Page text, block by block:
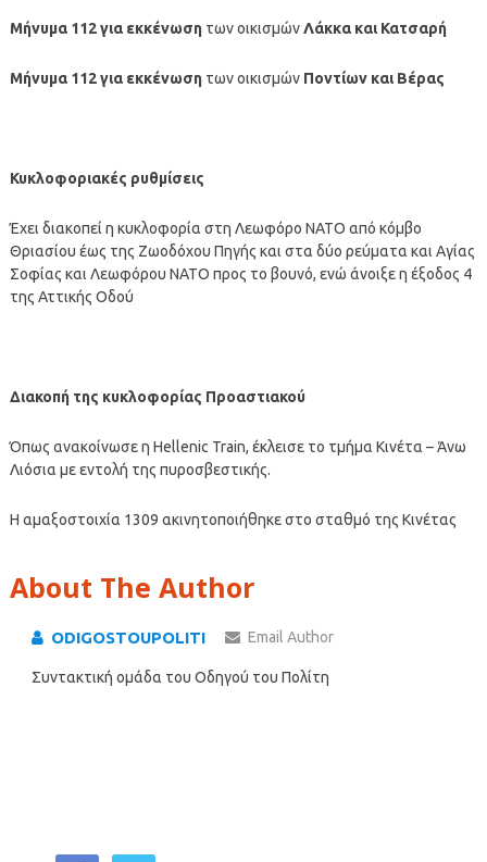
Μήνυμα 112 για εκκένωσητων οικισμώνΛάκκα και Κατσαρή
Μήνυμα 112 για εκκένωση των οικισμώνΠοντίων και Βέρας
Κυκλοφοριακές ρυθμίσεις
Έχει διακοπεί η κυκλοφορία στη Λεωφόρο ΝΑΤΟ από κόμβο
Θριασίου έως της Ζωοδόχου Πηγής και στα δύο ρεύματα και Αγίας
Σοφίας και Λεωφόρου ΝΑΤΟ προς το βουνό, ενώ άνοιξε η έξοδος 4
της Αττικής Οδού
Διακοπή της κυκλοφορίας Προαστιακού
Όπως ανακοίνωσε η Hellenic Train, έκλεισε το τμήμα Κινέτα – Άνω
Λιόσια με εντολή της πυροσβεστικής.
Η αμαξοστοιχία 1309 ακινητοποιήθηκε στο σταθμό της Κινέτας
About The Author
ODIGOSTOUPOLITI Email Author
Συντακτική ομάδα του Οδηγού του Πολίτη